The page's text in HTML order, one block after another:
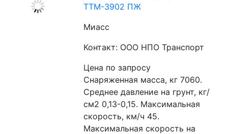
ТТМ-3902 ПЖ
Миасс
Контакт: ООО НПО Транспорт
Цена по запросу
Снаряженная масса, кг 7060.
Среднее давление на грунт, кг/
см2 0,13-0,15. Максимальная
скорость, км/ч 45.
Максимальная скорость на